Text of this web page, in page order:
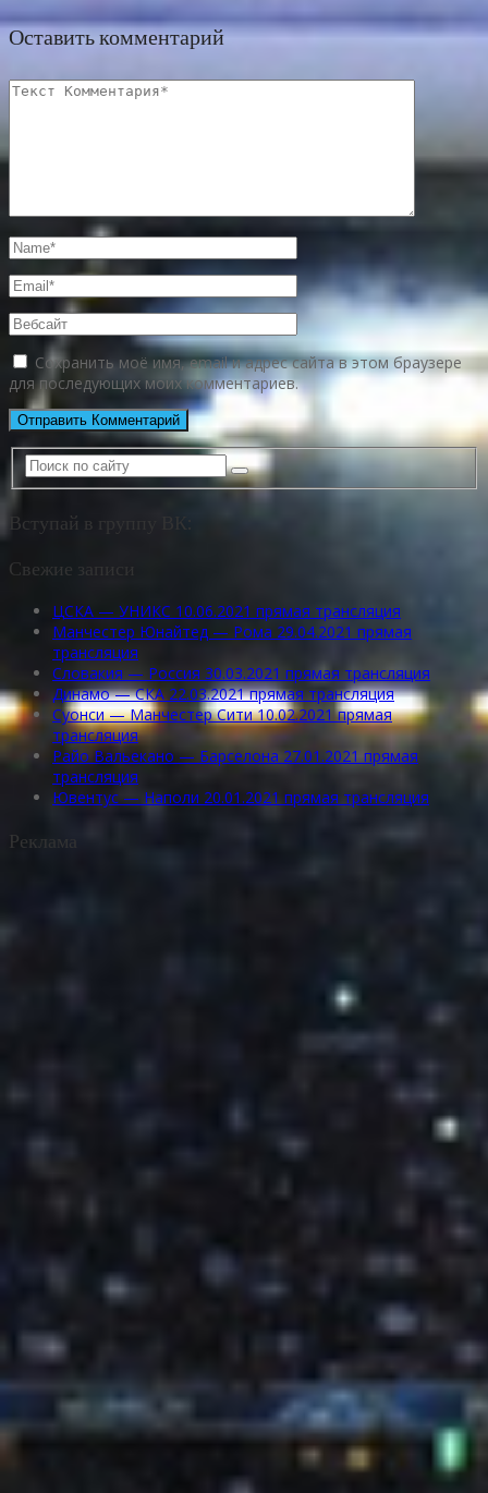
Оставить комментарий
Сохранить моё имя, email и адрес сайта в этом браузере
для последующих моих комментариев.
Вступай в группу ВК:
Свежие записи
ЦСКА — УНИКС 10.06.2021 прямая трансляция
Манчестер Юнайтед — Рома 29.04.2021 прямая
трансляция
Словакия — Россия 30.03.2021 прямая трансляция
Динамо — СКА 22.03.2021 прямая трансляция
Суонси — Манчестер Сити 10.02.2021 прямая
трансляция
Райо Вальекано — Барселона 27.01.2021 прямая
трансляция
Ювентус — Наполи 20.01.2021 прямая трансляция
Реклама